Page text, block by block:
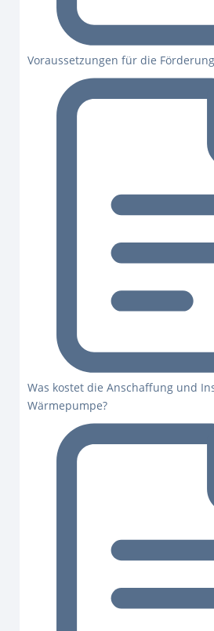
Voraussetzungen für die Förderung
Was kostet die Anschaffung und
Wärmepumpe?